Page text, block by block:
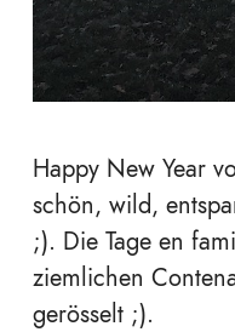
Happy New Year
schön, wild,
;). Die Tage en
ziemlichen
gerösselt ;).